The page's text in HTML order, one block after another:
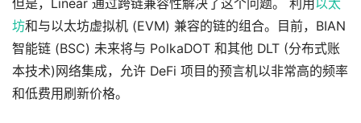
但是，Linear 通过跨链兼容性解决了这个问题。 利用 以太
坊和与以太坊虚拟机 (EVM) 兼容的链的组合。目前，BIAN
智能链 (BSC) 未来将与 PolkaDOT 和其他 DLT (分布式账
本技术)网络集成，允许 DeFi 项目的预言机以非常高的频率
和低费用刷新价格。